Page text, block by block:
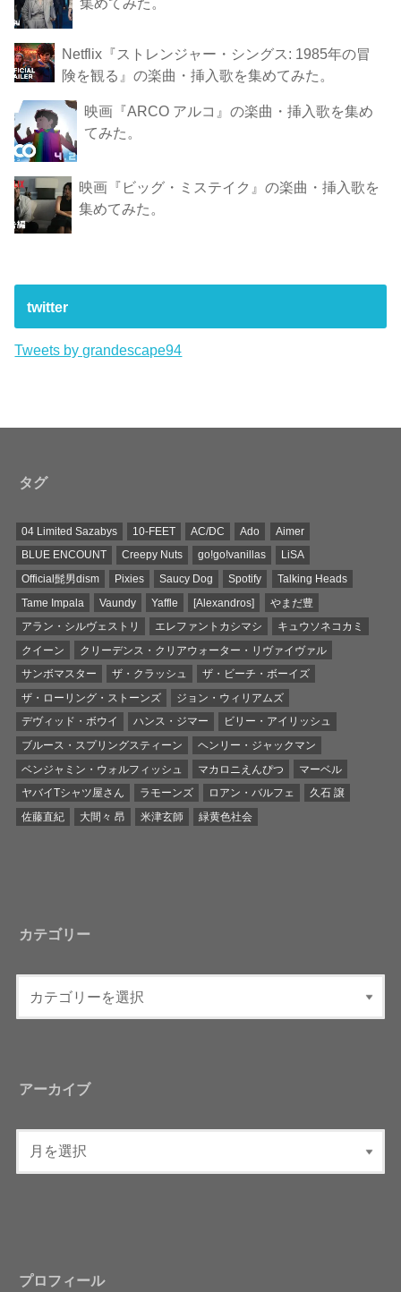
Netflix『ストレンジャー・シングス: 1985年の冒
険 を観 る』の楽曲・挿入歌を集めてみた。
映画『ARCO アルコ』の楽曲・挿入歌を集め
てみた。
映画『ビッグ・ミステイク』の楽曲・挿入歌を
集めてみた。
twitter
Tweets by grandescape94
タグ
04 Limited Sazabys 10-FEET AC/DC Ado
Aimer
BLUE ENCOUNT
Creepy Nuts go!go!vanillas
LiSA
Official髭男dism
Pixies Saucy Dog Spotify
Talking Heads
Tame Impala
Vaundy Yaffle [Alexandros]
やまだ豊
アラン・シルヴェストリ
エレファントカシマシ
キュウソネコカミ
クイーン
クリーデンス・クリアウォーター・リヴァイヴァル
サンボマスター
ザ・クラッシュ
ザ・ビーチ・ボーイズ
ザ・ローリング・ストーンズ
ジョン・ウィリアムズ
デヴィッド・ボウイ
ハンス・ジマー
ビリー・アイリッシュ
ブルース・スプリングスティーン
ヘンリー・ジャックマン
ベンジャミン・ウォルフィッシュ
マカロニえんぴつ
マーベル
ヤバイTシャツ屋さん
ラモーンズ ロアン・バルフェ
久石 譲
佐藤直紀
大間々 昂 米津玄師 緑黄色社会
カテゴリー
アーカイブ
プロフィール